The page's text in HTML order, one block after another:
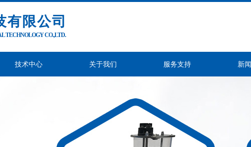
有限公司
TECHNOLOGY CO.,LTD.
技术中心 关于我们 服务支持 新